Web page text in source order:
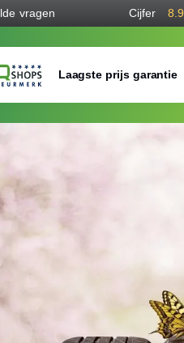
vragen Cijfer 8.9
Laagste prijs garantie